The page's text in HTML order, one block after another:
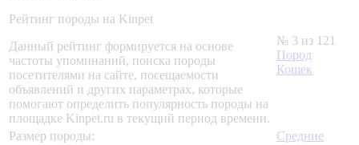
Рейтинг породы на Kinpet
Данный рейтинг формируется на основе
частоты упоминаний, поиска породы
посетителями на сайте, посещаемости
объявлений и других параметрах, которые
помогают определить популярность породы на
площадке Kinpet.ru в текущий период времени.
№ 3 из 121
Пород
Кошек
Размер породы:
Средние